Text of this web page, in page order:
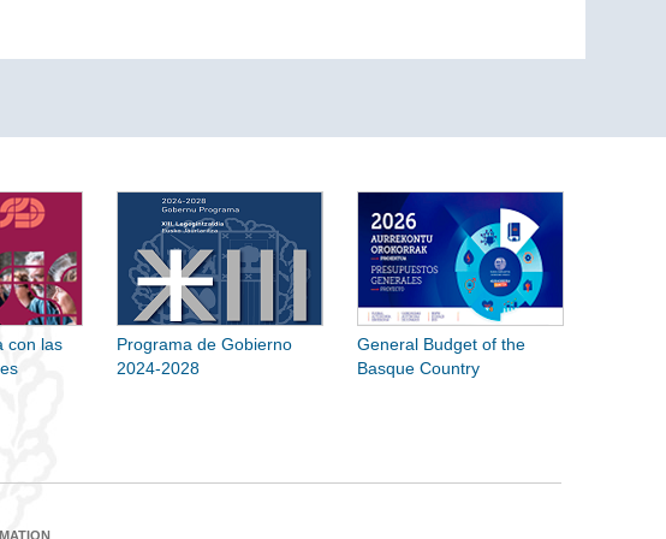
con las
Programa de Gobierno
2024-2028
General Budget of the
Basque Country